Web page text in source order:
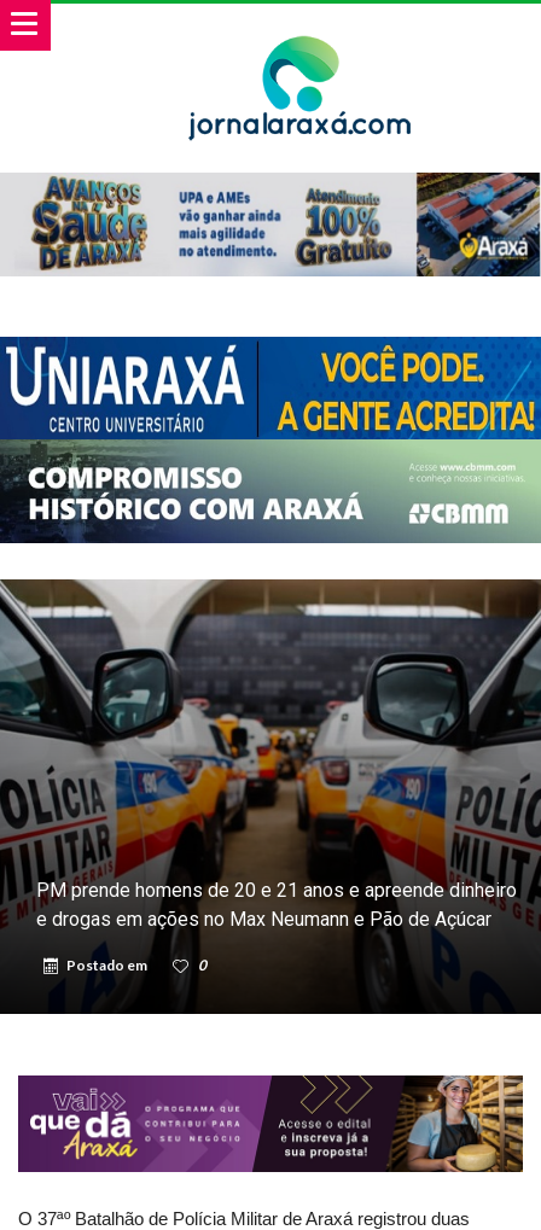
PM prende homens de 20 e 21 anos e apreende dinheiro
e drogas em ações no Max Neumann e Pão de Açúcar
Postado em 0
O 37ªº Batalhão de Polícia Militar de Araxá registrou duas